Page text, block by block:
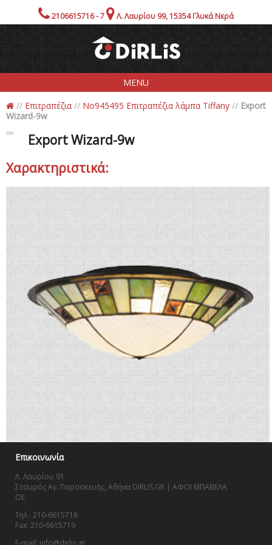
2106615716 - 7 Λ. Λαυρίου 99, 15354 Γλυκά Νερά
MENU
Προιόντα
Ενημέρωση
// Επιτραπέζια // No945495 Επιτραπέζια λάμπα Tiffany // Export
Wizard-9w
Export Wizard-9w
Χαρακτηριστικά:
Επικοινωνία
Λ. Λαυρίου 91
Σταυρός Αγ. Παρασκευής, Αθήνα DIRLIS.GR | ΑΦΟΙ ΜΠΑΒΕΛΑ
OE
Τηλ.: 210-6615716
Fax: 210-6615719